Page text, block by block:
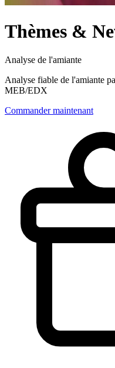
Thèmes &
Analyse de l'amiante
Analyse fiable de l'amiante
MEB/EDX
Commander maintenant